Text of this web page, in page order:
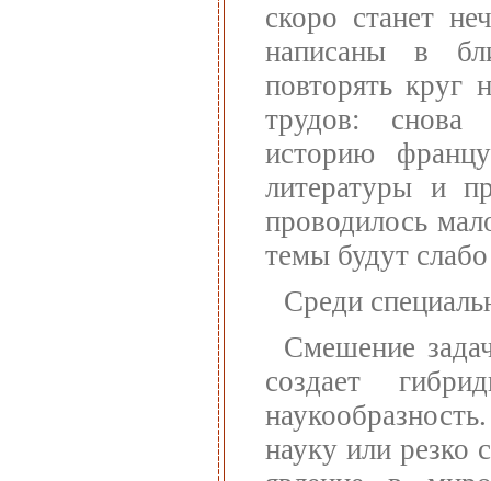
скоро станет
написаны в
повторять круг
трудов: снова
историю
литературы и
проводилось
темы будут
Среди
Смешение
создает
науку или резко